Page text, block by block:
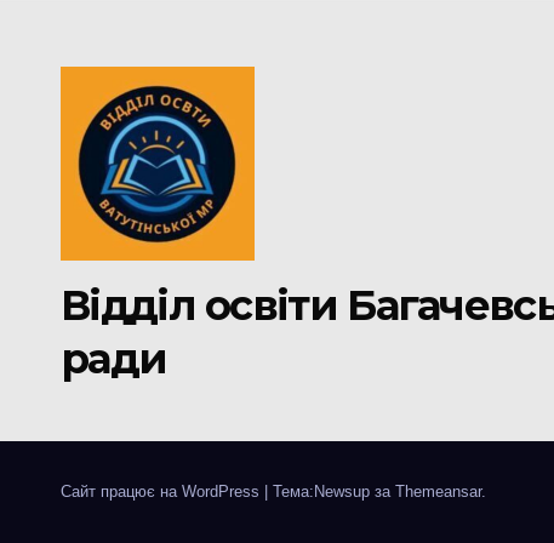
Відділ освіти
ради
Сайт працює на WordPress Тема:Newsup за Themeansar.